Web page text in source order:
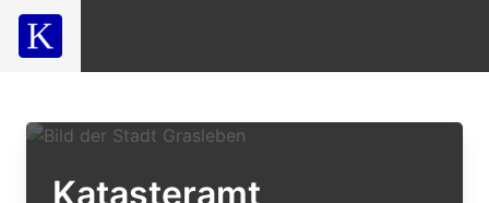
Katasteramt